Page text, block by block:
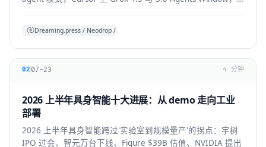
Dreaming.press / Neodrop / SDD 综合
02 07-23 4 分钟
2026 上半年具身智能十大进展：从 demo 走向工业
部署
2026 上半年具身智能跨过'实验室到规模量产'的拐点：宇树
IPO 过会、智元万台下线、Figure $39B 估值、NVIDIA 提出